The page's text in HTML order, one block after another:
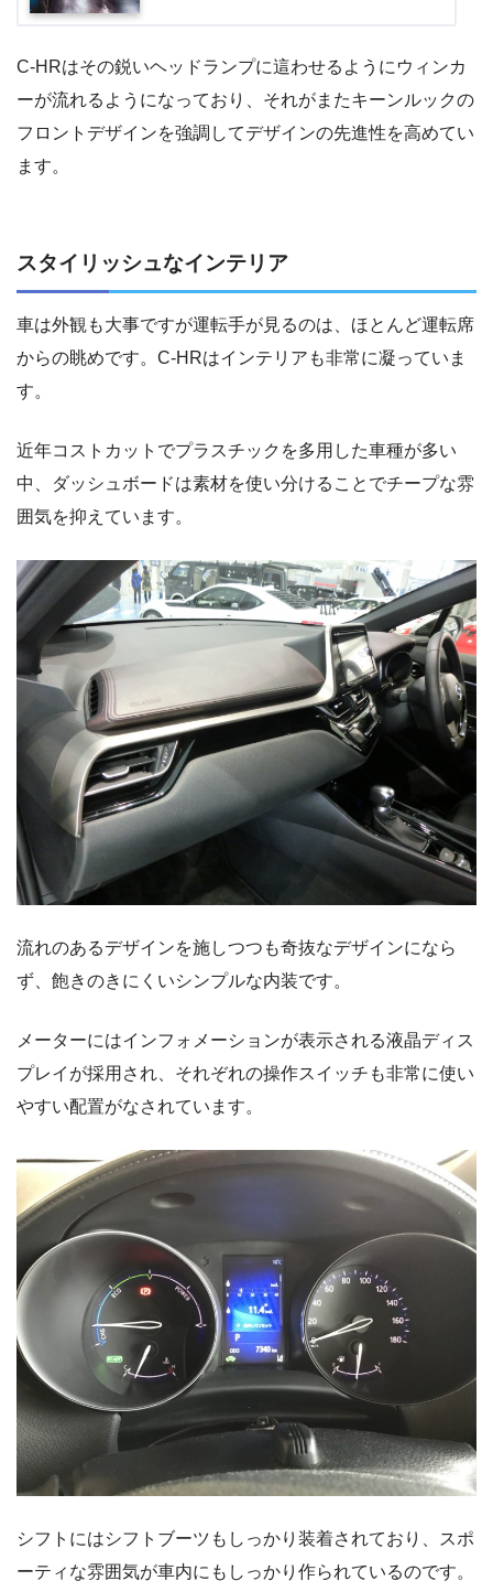
C-HRはその鋭いヘッドランプに這わせるようにウィンカ
ーが流れるようになっており、それがまたキーンルックの
フロントデザインを強調してデザインの先進性を高めてい
ます。
スタイリッシュなインテリア
車は外観も大事ですが運転手が見るのは、ほとんど運転席
からの眺めです。C-HRはインテリアも非常に凝っていま
す。
近年コストカットでプラスチックを多用した車種が多い
中、ダッシュボードは素材を使い分けることでチープな雰
囲気を抑えています。
流れのあるデザインを施しつつも奇抜なデザインになら
ず、飽きのきにくいシンプルな内装です。
メーターにはインフォメーションが表示される液晶ディス
プレイが採用され、それぞれの操作スイッチも非常に使い
やすい配置がなされています。
シフトにはシフトブーツもしっかり装着されており、スポ
ーティな雰囲気が車内にもしっかり作られているのです。